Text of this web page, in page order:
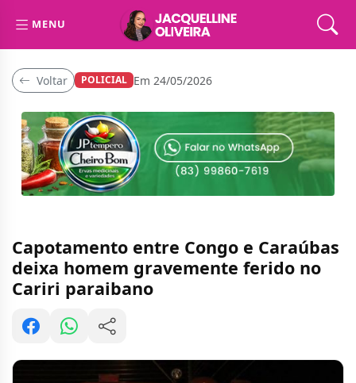
MENU
Voltar POLICIAL Em 24/05/2026
Capotamento entre Congo e Caraúbas
deixa homem gravemente ferido no
Cariri paraibano